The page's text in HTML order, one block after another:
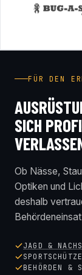
FÜR DEN
SICH
Ob Nässe,
Optiken und
deshalb
JAGD &
BEHÖRDEN &